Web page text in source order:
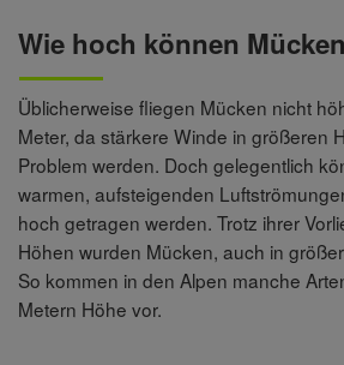
Wie hoch können
Üblicherweise fliegen Mücken nicht
Meter, da stärkere Winde in größeren
Problem werden. Doch gelegentlich
warmen, aufsteigenden
hoch getragen werden. Trotz ihrer
Höhen wurden Mücken, auch in
So kommen in den Alpen manche
Metern Höhe vor.